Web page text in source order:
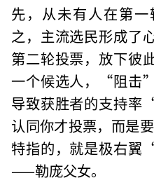
先，从未有人在第
之，主流选民形成了
第二轮投票，放下彼
一个候选人，“阻击
导致获胜者的支持
认同你才投票，而是
特指的，就是极右
——勒庞父女。